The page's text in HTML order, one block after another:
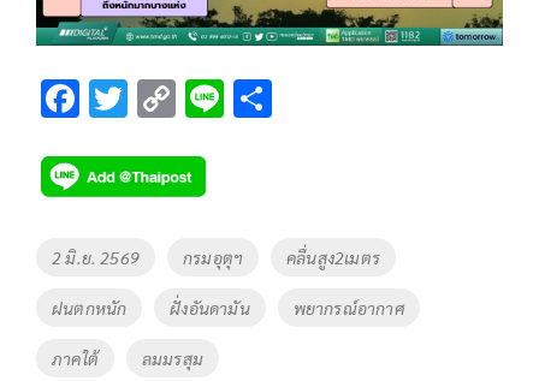
F
e
b
o
k
T
tt
er
C
p
y
Li
n
k
Li
Tags
2 มิ.ย. 2569 กรมอุตุฯ คลื่นสูง2เมตร
ฝนตกหนัก ฝั่งอันดามัน พยากรณ์อากาศ
ภาคใต้ ลมมรสุม